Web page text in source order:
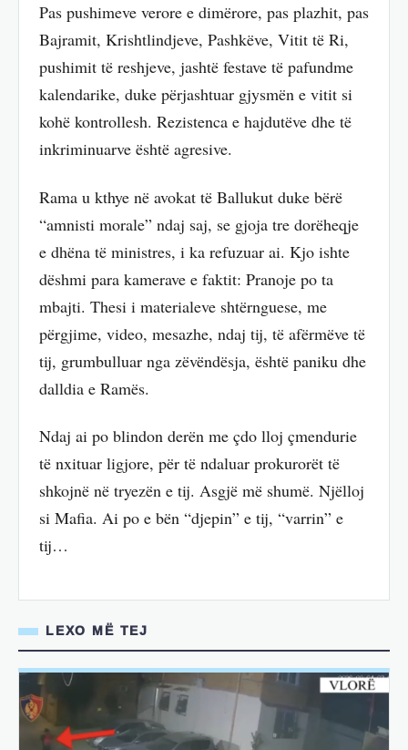
Pas pushimeve verore e dimërore, pas plazhit, pas
Bajramit, Krishtlindjeve, Pashkëve, Vitit të Ri,
pushimit të reshjeve, jashtë festave të pafundme
kalendarike, duke përjashtuar gjysmën e vitit si
kohë kontrollesh. Rezistenca e hajdutëve dhe të
inkriminuarve është agresive.
Rama u kthye në avokat të Ballukut duke bërë
“amnisti morale” ndaj saj, se gjoja tre dorëheqje
e dhëna të ministres, i ka refuzuar ai. Kjo ishte
dëshmi para kamerave e faktit: Pranoje po ta
mbajti. Thesi i materialeve shtërnguese, me
përgjime, video, mesazhe, ndaj tij, të afërmëve të
tij, grumbulluar nga zëvëndësja, është paniku dhe
dalldia e Ramës.
Ndaj ai po blindon derën me çdo lloj çmendurie
të nxituar ligjore, për të ndaluar prokurorët të
shkojnë në tryezën e tij. Asgjë më shumë. Njëlloj
si Mafia. Ai po e bën “djepin” e tij, “varrin” e
tij…
LEXO MË TEJ